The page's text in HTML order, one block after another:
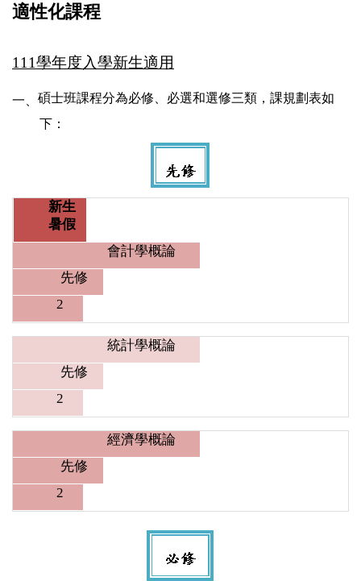
適性化課程
111學年度入學新生適用
一、碩士班課程分為必修、必選和選修三類，課規劃表如
下：
新生
暑假
會計學概論
先修
2
統計學概論
先修
2
經濟學概論
先修
2